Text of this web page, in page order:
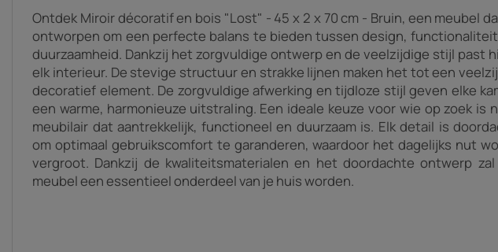
Ontdek Miroir décoratif en bois "Lost" - 45 x 2 x 70 cm - Bruin, een meubel
ontworpen om een perfecte balans te bieden tussen design,
duurzaamheid. Dankzij het zorgvuldige ontwerp en de veelzijdige stijl past
elk interieur. De stevige structuur en strakke lijnen maken het tot een
decoratief element. De zorgvuldige afwerking en tijdloze stijl geven elke
een warme, harmonieuze uitstraling. Een ideale keuze voor wie op zoek is
meubilair dat aantrekkelijk, functioneel en duurzaam is. Elk detail is
om optimaal gebruikscomfort te garanderen, waardoor het dagelijks nut
vergroot. Dankzij de kwaliteitsmaterialen en het doordachte ontwerp
meubel een essentieel onderdeel van je huis worden.